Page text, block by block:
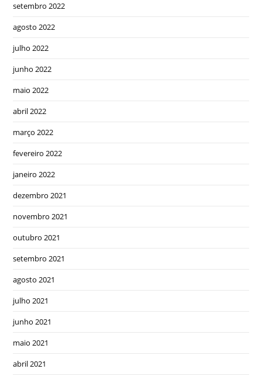
setembro 2022
agosto 2022
julho 2022
junho 2022
maio 2022
abril 2022
março 2022
fevereiro 2022
janeiro 2022
dezembro 2021
novembro 2021
outubro 2021
setembro 2021
agosto 2021
julho 2021
junho 2021
maio 2021
abril 2021